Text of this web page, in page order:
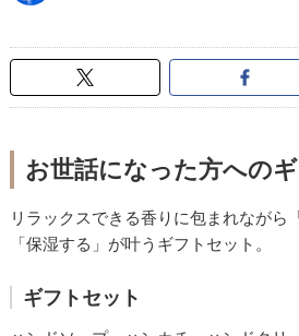
お世話になった方への
リラックスできる香りに包まれながら
「保湿する」が叶うギフトセット。
ギフトセット